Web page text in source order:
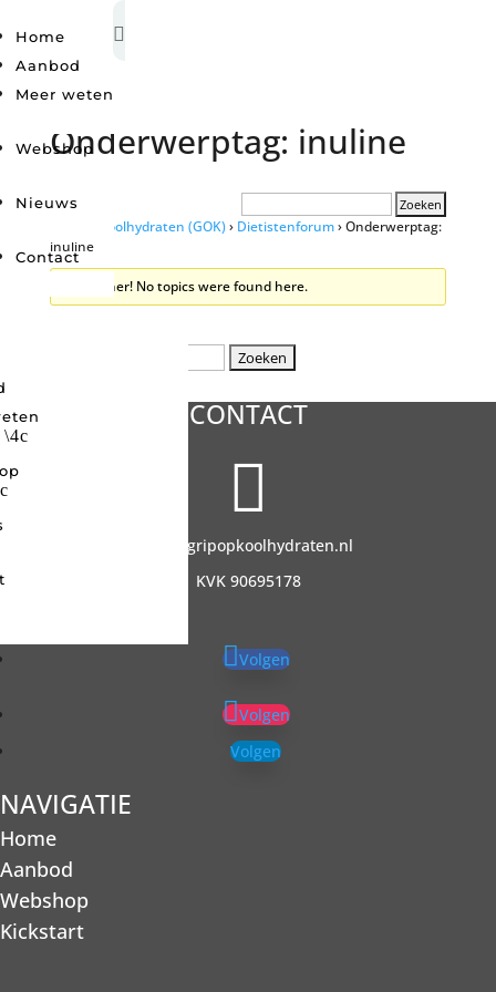
Home
Aanbod
Meer weten
Webshop
Nieuws
Contact

Onderwerptag: inuline
Grip op Koolhydraten (GOK)› Dietistenforum›Onderwerptag:
inuline
Oh, bother! No topics were found here.
CONTACT

info@gripopkoolhydraten.nl
KVK 90695178
Volgen
Volgen
Volgen
NAVIGATIE
Home
Aanbod
Webshop
Kickstart